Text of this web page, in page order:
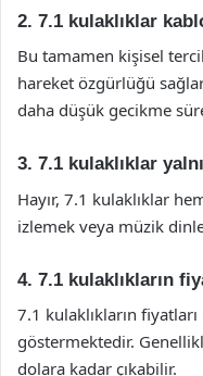
2. 7.1 kulaklıklar
Bu tamamen kişisel
hareket özgürlüğü
daha düşük gecikme
3. 7.1 kulaklıklar
Hayır, 7.1 kulaklıklar
izlemek veya müzik
4. 7.1 kulaklıkların
7.1 kulaklıkların
göstermektedir.
dolara kadar çıkabilir.